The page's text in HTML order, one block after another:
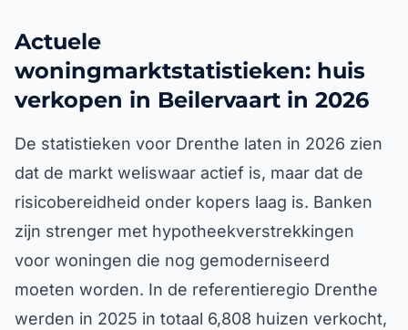
Actuele
woningmarktstatistieken: huis
verkopen in Beilervaart in 2026
De statistieken voor Drenthe laten in 2026 zien
dat de markt weliswaar actief is, maar dat de
risicobereidheid onder kopers laag is. Banken
zijn strenger met hypotheekverstrekkingen
voor woningen die nog gemoderniseerd
moeten worden. In de referentieregio Drenthe
werden in 2025 in totaal 6,808 huizen verkocht,